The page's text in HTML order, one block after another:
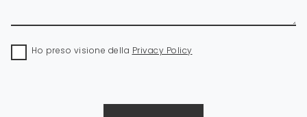
Ho preso visione della Privacy Policy